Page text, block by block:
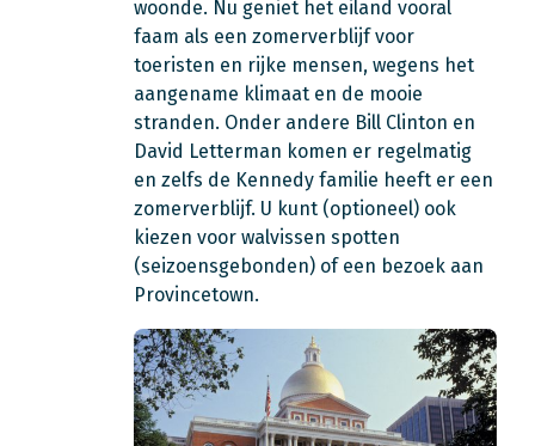
woonde. Nu geniet het eiland vooral
faam als een zomerverblijf voor
toeristen en rijke mensen, wegens het
aangename klimaat en de mooie
stranden. Onder andere Bill Clinton en
David Letterman komen er regelmatig
en zelfs de Kennedy familie heeft er een
zomerverblijf. U kunt (optioneel) ook
kiezen voor walvissen spotten
(seizoensgebonden) of een bezoek aan
Provincetown.